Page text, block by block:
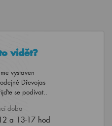
vidět?
vystaven
Dřevojas
se podívat..
doba
a 13-17 hod